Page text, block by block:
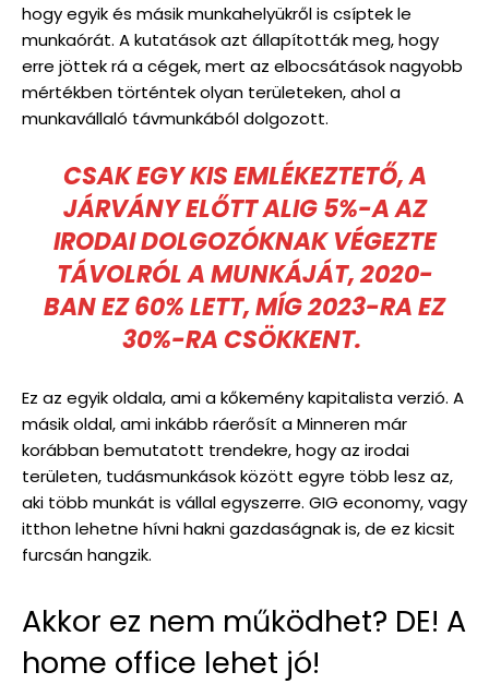
hogy egyik és másik munkahelyükről is csíptek le
munkaórát. A kutatások azt állapították meg, hogy
erre jöttek rá a cégek, mert az elbocsátások nagyobb
mértékben történtek olyan területeken, ahol a
munkavállaló távmunkából dolgozott.
CSAK EGY KIS EMLÉKEZTETŐ, A
JÁRVÁNY ELŐTT ALIG 5%-A AZ
IRODAI DOLGOZÓKNAK VÉGEZTE
TÁVOLRÓL A MUNKÁJÁT, 2020-
BAN EZ 60% LETT, MÍG 2023-RA EZ
30%-RA CSÖKKENT.
Ez az egyik oldala, ami a kőkemény kapitalista verzió. A
másik oldal, ami inkább ráerősít a Minneren már
korábban bemutatott trendekre, hogy az irodai
területen, tudásmunkások között egyre több lesz az,
aki több munkát is vállal egyszerre. GIG economy, vagy
itthon lehetne hívni hakni gazdaságnak is, de ez kicsit
furcsán hangzik.
Akkor ez nem működhet? DE! A
home office lehet jó!